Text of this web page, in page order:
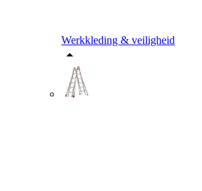
Werkkleding & veiligheid